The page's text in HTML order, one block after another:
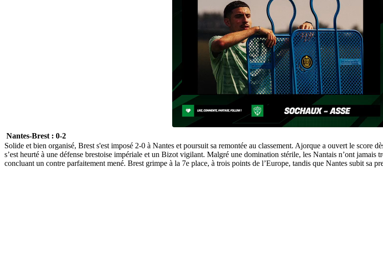
Nantes-Brest : 0-2
Solide et bien organisé, Brest s'est imposé 2-0 à Nantes et poursuit sa remontée au classement. Ajorque a ouvert le score
s’est heurté à une défense brestoise impériale et un Bizot vigilant. Malgré une domination stérile, les Nantais n’ont
concluant un contre parfaitement mené. Brest grimpe à la 7e place, à trois points de l’Europe, tandis que Nantes subit sa